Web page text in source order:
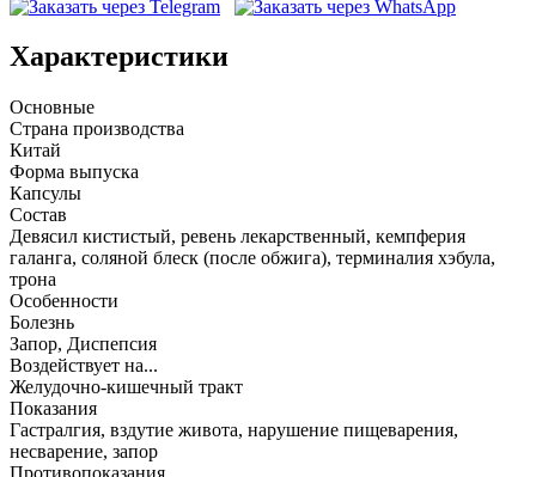
Характеристики
Основные
Страна производства
Китай
Форма выпуска
Капсулы
Состав
Девясил кистистый, ревень лекарственный, кемпферия
галанга, соляной блеск (после обжига), терминалия хэбула,
трона
Особенности
Болезнь
Запор, Диспепсия
Воздействует на...
Желудочно-кишечный тракт
Показания
Гастралгия, вздутие живота, нарушение пищеварения,
несварение, запор